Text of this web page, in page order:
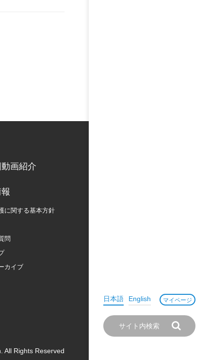
日本語 English マイページ
画紹介
に関する基本方針
問
カイブ
All Rights Reserved